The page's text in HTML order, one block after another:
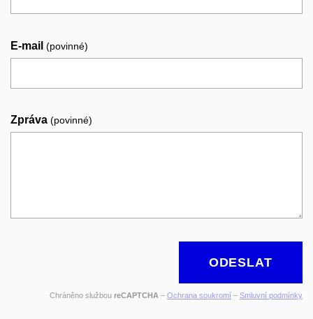
E-mail (povinné)
Zpráva (povinné)
ODESLAT
Chráněno službou reCAPTCHA – Ochrana soukromí – Smluvní podmínky